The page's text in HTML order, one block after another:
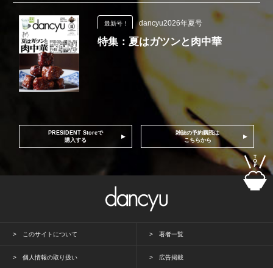
最新号！ dancyu2026年夏号
特集：夏はガツンと肉中華
PRESIDENT Storeで
購入する
雑誌の予約購読は
こちらから
このサイトについて 著者一覧
個人情報の取り扱い 広告掲載